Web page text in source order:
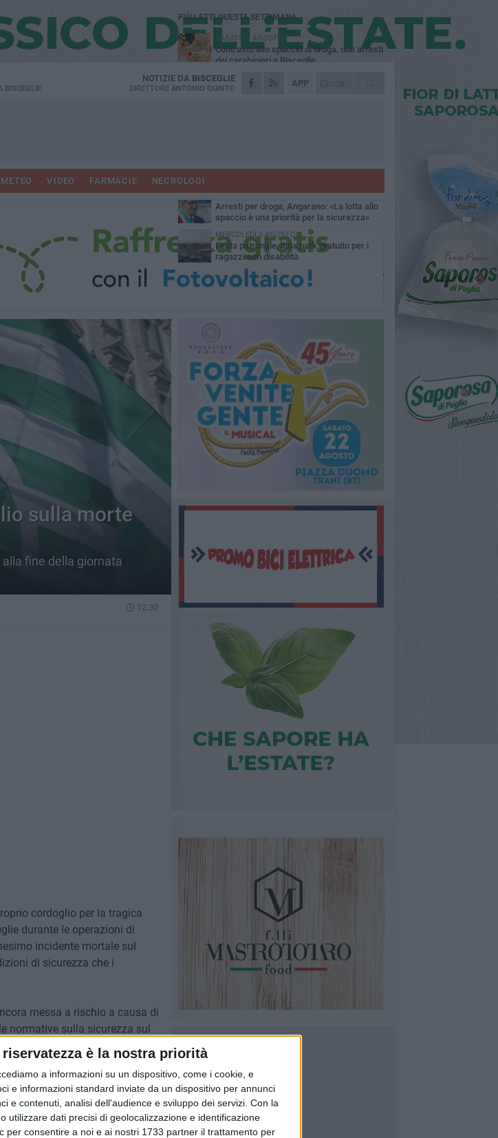
è la nostra priorità
a informazioni su un dispositivo, come i cookie, e
e informazioni standard inviate da un dispositivo per annunci
e contenuti, analisi dell'audience e sviluppo dei servizi. Con la
utilizzare dati precisi di geolocalizzazione e identificazione
per consentire a noi e ai nostri 1733 partner il trattamento per
BISCEGLIE
APP
NOTIZIE DA BISCEGLIE
DIRETTORE ANTONIO QUINTO
METEO VIDEO FARMACIE NECROLOGI
sulla morte
fine della giornata
12.30
cordoglio per la tragica
durante le operazioni di
incidente mortale sul
di sicurezza che i
messa a rischio a causa di
normative sulla sicurezza sul
ha il diritto di tornare a casa
e di applicare sanzioni
concreto da parte di tutti
mai più.
PIÙ LETTI QUESTA SETTIMANA
SABATO 1 AGOSTO
Contrasto allo spaccio di droga, due arresti
dei carabinieri a Bisceglie
MARTEDÌ 4 AGOSTO
Emergenza caldo, il Comune di Bisceglie
Due auto incendiate nella notte in via Dieta
SABATO 1 AGOSTO
Arresti per droga, Angarano: «La lotta allo
spaccio è una priorità per la sicurezza»
MERCOLEDÌ 5 AGOSTO
Festa patronale, luna park gratuito per i
ragazzi con disabilità